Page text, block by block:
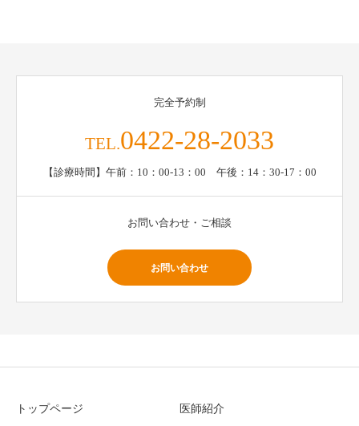
完全予約制
TEL.0422-28-2033
【診療時間】午前：10：00-13：00 午後：14：30-17：00
お問い合わせ・ご相談
お問い合わせ
トップページ 医師紹介